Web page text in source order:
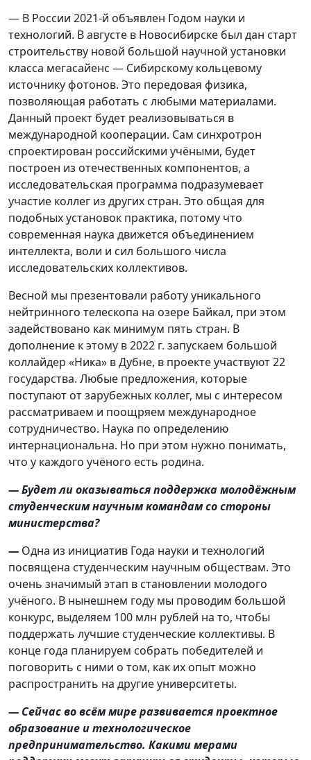
— В России 2021-й объявлен Годом науки и
технологий. В августе в Новосибирске был дан старт
строительству новой большой научной установки
класса мегасайенс — Сибирскому кольцевому
источнику фотонов. Это передовая физика,
позволяющая работать с любыми материалами.
Данный проект будет реализовываться в
международной кооперации. Сам синхротрон
спроектирован российскими учёными, будет
построен из отечественных компонентов, а
исследовательская программа подразумевает
участие коллег из других стран. Это общая для
подобных установок практика, потому что
современная наука движется объединением
интеллекта, воли и сил большого числа
исследовательских коллективов.
Весной мы презентовали работу уникального
нейтринного телескопа на озере Байкал, при этом
задействовано как минимум пять стран. В
дополнение к этому в 2022 г. запускаем большой
коллайдер «Ника» в Дубне, в проекте участвуют 22
государства. Любые предложения, которые
поступают от зарубежных коллег, мы с интересом
рассматриваем и поощряем международное
сотрудничество. Наука по определению
интернациональна. Но при этом нужно понимать,
что у каждого учёного есть родина.
— Будет ли оказываться поддержка молодёжным
студенческим научным командам со стороны
министерства?
— Одна из инициатив Года науки и технологий
посвящена студенческим научным обществам. Это
очень значимый этап в становлении молодого
учёного. В нынешнем году мы проводим большой
конкурс, выделяем 100 млн рублей на то, чтобы
поддержать лучшие студенческие коллективы. В
конце года планируем собрать победителей и
поговорить с ними о том, как их опыт можно
распространить на другие университеты.
— Сейчас во всём мире развивается проектное
образование и технологическое
предпринимательство. Какими мерами